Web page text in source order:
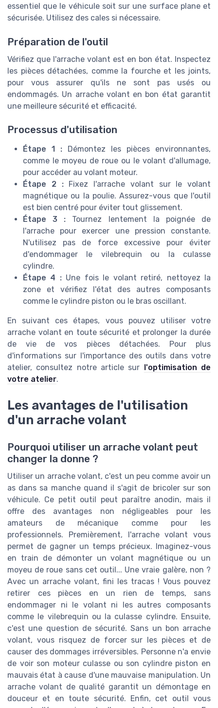
essentiel que le véhicule soit sur une surface plane et
sécurisée. Utilisez des cales si nécessaire.
Préparation de l'outil
Vérifiez que l'arrache volant est en bon état. Inspectez
les pièces détachées, comme la fourche et les joints,
pour vous assurer qu'ils ne sont pas usés ou
endommagés. Un arrache volant en bon état garantit
une meilleure sécurité et efficacité.
Processus d'utilisation
Étape 1 : Démontez les pièces environnantes,
comme le moyeu de roue ou le volant d'allumage,
pour accéder au volant moteur.
Étape 2 :Fixez l'arrache volant sur le volant
magnétique ou la poulie. Assurez-vous que l'outil
est bien centré pour éviter tout glissement.
Étape 3 : Tournez lentement la poignée de
l'arrache pour exercer une pression constante.
N'utilisez pas de force excessive pour éviter
d'endommager le vilebrequin ou la culasse
cylindre.
Étape 4 :Une fois le volant retiré, nettoyez la
zone et vérifiez l'état des autres composants
comme le cylindre piston ou le bras oscillant.
En suivant ces étapes, vous pouvez utiliser votre
arrache volant en toute sécurité et prolonger la durée
de vie de vos pièces détachées. Pour plus
d'informations sur l'importance des outils dans votre
atelier, consultez notre article sur l'optimisation de
votre atelier.
Les avantages de l'utilisation
d'un arrache volant
Pourquoi utiliser un arrache volant peut
changer la donne ?
Utiliser un arrache volant, c'est un peu comme avoir un
as dans sa manche quand il s'agit de bricoler sur son
véhicule. Ce petit outil peut paraître anodin, mais il
offre des avantages non négligeables pour les
amateurs de mécanique comme pour les
professionnels. Premièrement, l'arrache volant vous
permet de gagner un temps précieux. Imaginez-vous
en train de démonter un volant magnétique ou un
moyeu de roue sans cet outil... Une vraie galère, non ?
Avec un arrache volant, fini les tracas ! Vous pouvez
retirer ces pièces en un rien de temps, sans
endommager ni le volant ni les autres composants
comme le vilebrequin ou la culasse cylindre. Ensuite,
c'est une question de sécurité. Sans un bon arrache
volant, vous risquez de forcer sur les pièces et de
causer des dommages irréversibles. Personne n'a envie
de voir son moteur culasse ou son cylindre piston en
mauvais état à cause d'une mauvaise manipulation. Un
arrache volant de qualité garantit un démontage en
douceur et en toute sécurité. Enfin, cet outil vous